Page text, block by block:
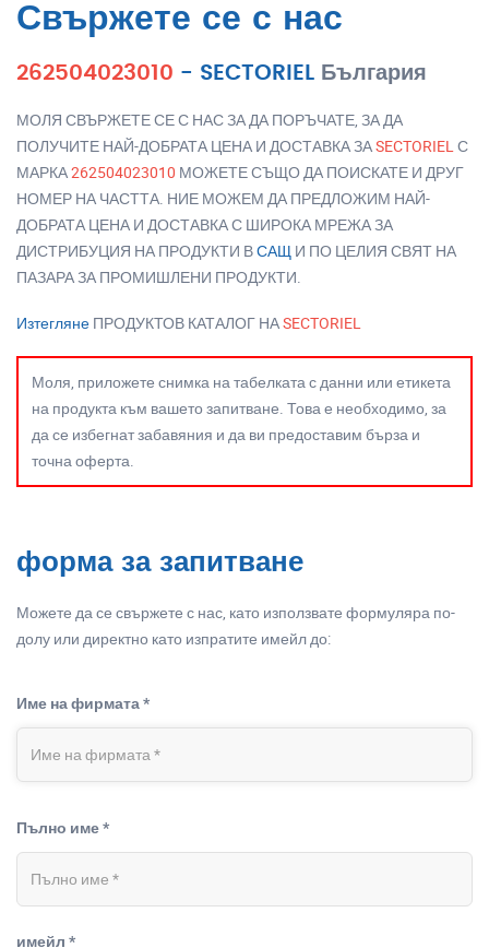
Свържете се с нас
262504023010 - SECTORIEL България
МОЛЯ СВЪРЖЕТЕ СЕ С НАС ЗА ДА ПОРЪЧАТЕ, ЗА ДА
ПОЛУЧИТЕ НАЙ-ДОБРАТА ЦЕНА И ДОСТАВКА ЗАSECTORIEL С
МАРКА262504023010 МОЖЕТЕ СЪЩО ДА ПОИСКАТЕ И ДРУГ
НОМЕР НА ЧАСТТА. НИЕ МОЖЕМ ДА ПРЕДЛОЖИМ НАЙ-
ДОБРАТА ЦЕНА И ДОСТАВКА С ШИРОКА МРЕЖА ЗА
ДИСТРИБУЦИЯ НА ПРОДУКТИ ВСАЩ И ПО ЦЕЛИЯ СВЯТ НА
ПАЗАРА ЗА ПРОМИШЛЕНИ ПРОДУКТИ.
Изтегляне ПРОДУКТОВ КАТАЛОГ НАSECTORIEL
Моля, приложете снимка на табелката с данни или етикета
на продукта към вашето запитване. Това е необходимо, за
да се избегнат забавяния и да ви предоставим бърза и
точна оферта.
форма за запитване
Можете да се свържете с нас, като използвате формуляра по-
долу или директно като изпратите имейл до:
Име на фирмата *
Пълно име *
имейл *